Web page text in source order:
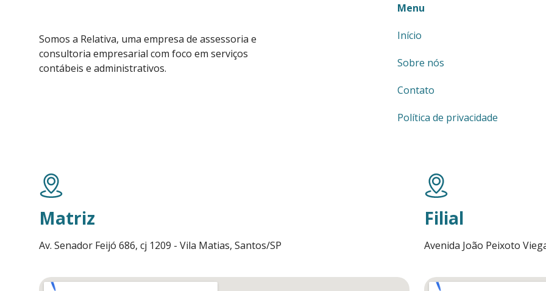
Somos a Relativa, uma empresa de assessoria e
consultoria empresarial com foco em serviços
contábeis e administrativos.
Menu
Início
Sobre nós
Contato
Política de privacidade
Matriz
Av. Senador Feijó 686, cj 1209 - Vila Matias, Santos/SP
Filial
Avenida João Peixoto